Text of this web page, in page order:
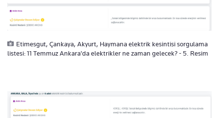
Etimesgut, Çankaya, Akyurt, Haymana elektrik kesintisi sorgulama
listesi: 11 Temmuz Ankara'da elektrikler ne zaman gelecek? - 5. Resim